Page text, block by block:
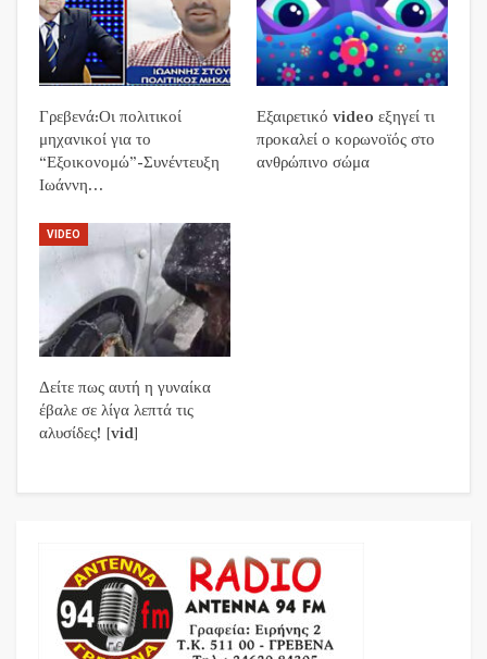
Γρεβενά:Οι πολιτικοί
μηχανικοί για το
“Εξοικονομώ”-Συνέντευξη
Ιωάννη…
Εξαιρετικό video εξηγεί τι
προκαλεί ο κορωνοϊός στο
ανθρώπινο σώμα
VIDEO
Δείτε πως αυτή η γυναίκα
έβαλε σε λίγα λεπτά τις
αλυσίδες! [vid]